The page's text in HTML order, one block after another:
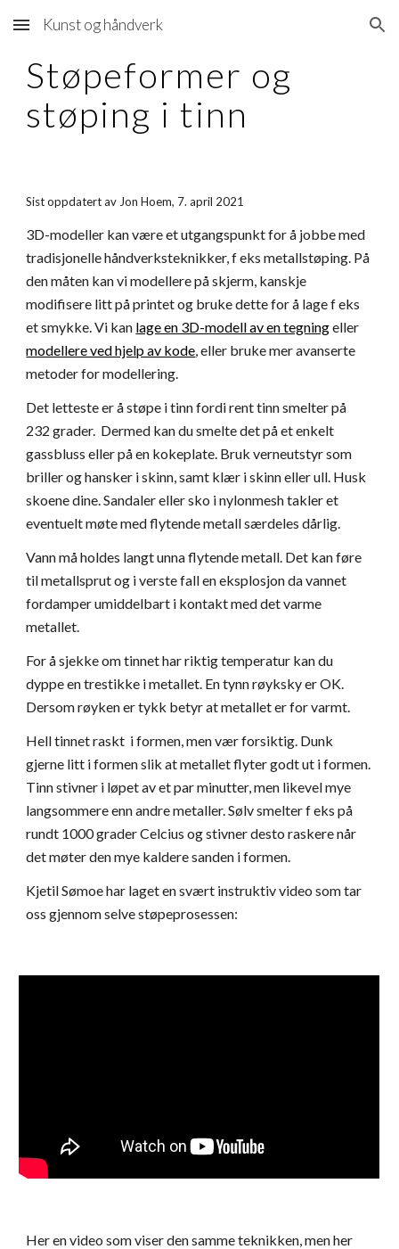
Skip to main content Skip to navigation
Kunst og håndverk
Støpeformer og
støping i tinn
Sist oppdatert av Jon Hoem, 7. april 2021
3D-modeller kan være et utgangspunkt for å jobbe med
tradisjonelle håndverksteknikker, f eks metallstøping. På
den måten kan vi modellere på skjerm, kanskje
modifisere litt på printet og bruke dette for å lage f eks
et smykke. Vi kan lage en 3D-modell av en tegningeller
modellere ved hjelp av kode, eller bruke mer avanserte
metoder for modellering.
Det letteste er å støpe i tinn fordi rent tinn smelter på
232 grader. Dermed kan du smelte det på et enkelt
gassbluss eller på en kokeplate. Bruk verneutstyr som
briller og hansker i skinn, samt klær i skinn eller ull. Husk
skoene dine. Sandaler eller sko i nylonmesh takler et
eventuelt møte med flytende metall særdeles dårlig.
Vann må holdes langt unna flytende metall. Det kan føre
til metallsprut og i verste fall en eksplosjon da vannet
fordamper umiddelbart i kontakt med det varme
metallet.
For å sjekke om tinnet har riktig temperatur kan du
dyppe en trestikke i metallet. En tynn røyksky er OK.
Dersom røyken er tykk betyr at metallet er for varmt.
Hell tinnet raskt i formen, men vær forsiktig. Dunk
gjerne litt i formen slik at metallet flyter godt ut i formen.
Tinn stivner i løpet av et par minutter, men likevel mye
langsommere enn andre metaller. Sølv smelter f eks på
rundt 1000 grader Celcius og stivner desto raskere når
det møter den mye kaldere sanden i formen.
Kjetil Sømoe har laget en svært instruktiv video som tar
oss gjennom selve støpeprosessen:
Her en video som viser den samme teknikken, men her